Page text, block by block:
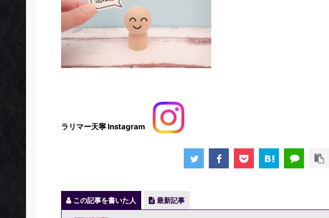
ラリマー天寧 Instagram
この記事を書いた人 最新記事